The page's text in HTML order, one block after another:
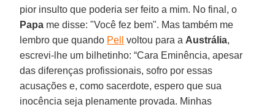
pior insulto que poderia ser feito a mim. No final, o
Papa me disse: "Você fez bem". Mas também me
lembro que quando Pell voltou para a Austrália,
escrevi-lhe um bilhetinho: “Cara Eminência, apesar
das diferenças profissionais, sofro por essas
acusações e, como sacerdote, espero que sua
inocência seja plenamente provada. Minhas